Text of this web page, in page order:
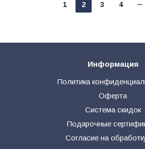
1 2 3 4
Информация
Политика
Оферта
Система скидок
Подарочные
Согласие на